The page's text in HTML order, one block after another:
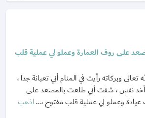
على روف العمارة وعملو لي عملية قلب
وبركاته رأيت في المنام أني تعبانة جدا ،
نفس ، شفت أني طلعت بالمصعد على
عيادة وعملو لي عملية قلب مفتوح ،...اذهب